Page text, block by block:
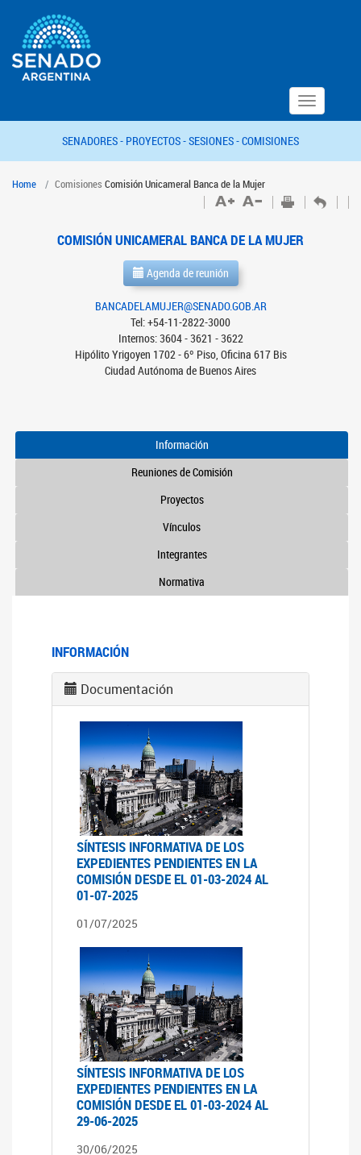
Toggle
navigation
SENADORES - PROYECTOS -SESIONES -COMISIONES
Home Comisiones Comisión Unicameral Banca de la Mujer
COMISIÓN UNICAMERAL BANCA DE LA MUJER
Agenda de reunión
BANCADELAMUJER@SENADO.GOB.AR
Tel: +54-11-2822-3000
Internos: 3604 - 3621 - 3622
Hipólito Yrigoyen 1702 - 6º Piso, Oficina 617 Bis
Ciudad Autónoma de Buenos Aires
Información
Reuniones de Comisión
Proyectos
Vínculos
Integrantes
Normativa
INFORMACIÓN
Documentación
SÍNTESIS INFORMATIVA DE LOS
EXPEDIENTES PENDIENTES EN LA
COMISIÓN DESDE EL 01-03-2024 AL
01-07-2025
01/07/2025
SÍNTESIS INFORMATIVA DE LOS
EXPEDIENTES PENDIENTES EN LA
COMISIÓN DESDE EL 01-03-2024 AL
29-06-2025
30/06/2025